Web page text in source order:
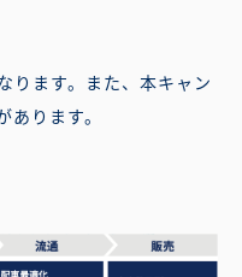
ります。また、本キャン
ります。